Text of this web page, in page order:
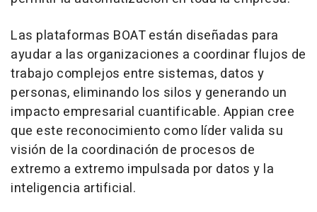
Las plataformas BOAT están diseñadas para
ayudar a las organizaciones a coordinar flujos de
trabajo complejos entre sistemas, datos y
personas, eliminando los silos y generando un
impacto empresarial cuantificable. Appian cree
que este reconocimiento como líder valida su
visión de la coordinación de procesos de
extremo a extremo impulsada por datos y la
inteligencia artificial.